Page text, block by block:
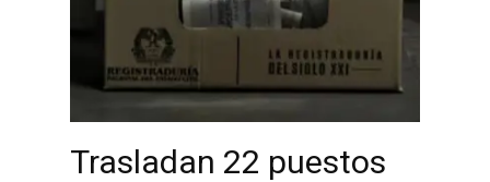
Trasladan 22 puestos